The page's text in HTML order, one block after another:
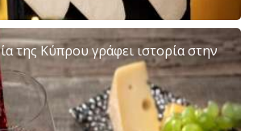
της Κύπρου γράφει ιστορία στην